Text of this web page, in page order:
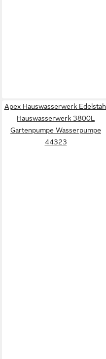
Apex Hauswasserwerk Edelstahl
Hauswasserwerk 3800L
Gartenpumpe Wasserpumpe
44323